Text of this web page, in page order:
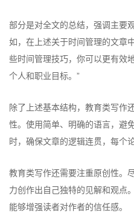
部分是对全文的总结，强调主要
如，在上述关于时间管理的文章
些时间管理技巧，你可以更有效
个人和职业目标。”
除了上述基本结构，教育类写作
性。使用简单、明确的语言，避
时，确保文章的逻辑连贯，每个
教育类写作还需要注重原创性。
力创作出自己独特的见解和观点
能够增强读者对作者的信任感。